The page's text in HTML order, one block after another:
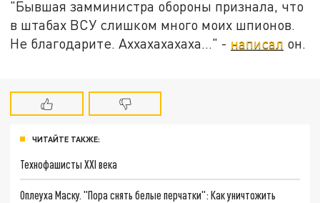
"Бывшая замминистра обороны признала, что
в штабах ВСУ слишком много моих шпионов.
Не благодарите. Аххахахахаха..." - написал он.
ЧИТАЙТЕ ТАКЖЕ:
Технофашисты XXI века
Оплеуха Маску. "Пора снять белые перчатки": Как уничтожить